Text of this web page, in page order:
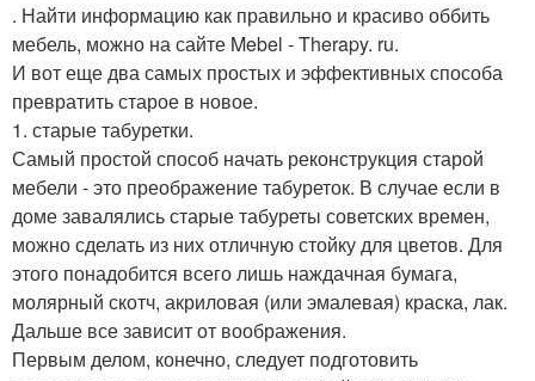
. Найти информацию как правильно и красиво оббить
мебель, можно на сайте Mebel - Therapy. ru.
И вот еще два самых простых и эффективных способа
превратить старое в новое.
1. старые табуретки.
Самый простой способ начать реконструкция старой
мебели - это преображение табуреток. В случае если в
доме завалялись старые табуреты советских времен,
можно сделать из них отличную стойку для цветов. Для
этого понадобится всего лишь наждачная бумага,
молярный скотч, акриловая (или эмалевая) краска, лак.
Дальше все зависит от воображения.
Первым делом, конечно, следует подготовить